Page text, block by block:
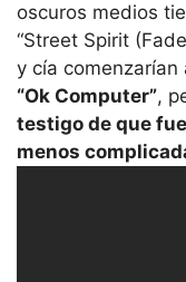
oscuros medios
“Street Spirit
y cía
“Ok Computer”,
testigo de que
menos